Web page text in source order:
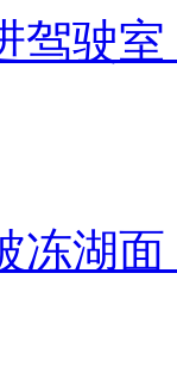
驾驶
冻湖